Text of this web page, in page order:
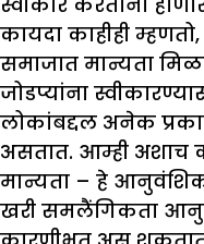
कायदा काहीही
समाजात मान्यता
जोडप्यांना
लोकांबद्दल अनेक
असतात. आम्ही अशाच
मान्यता – हे
खरी समलैंगिकता